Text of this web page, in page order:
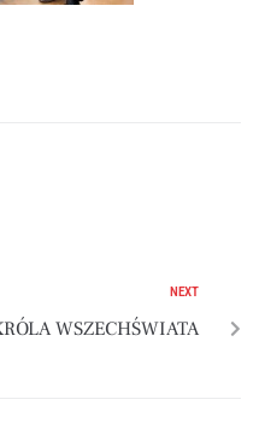
NEXT
WSZECHŚWIATA